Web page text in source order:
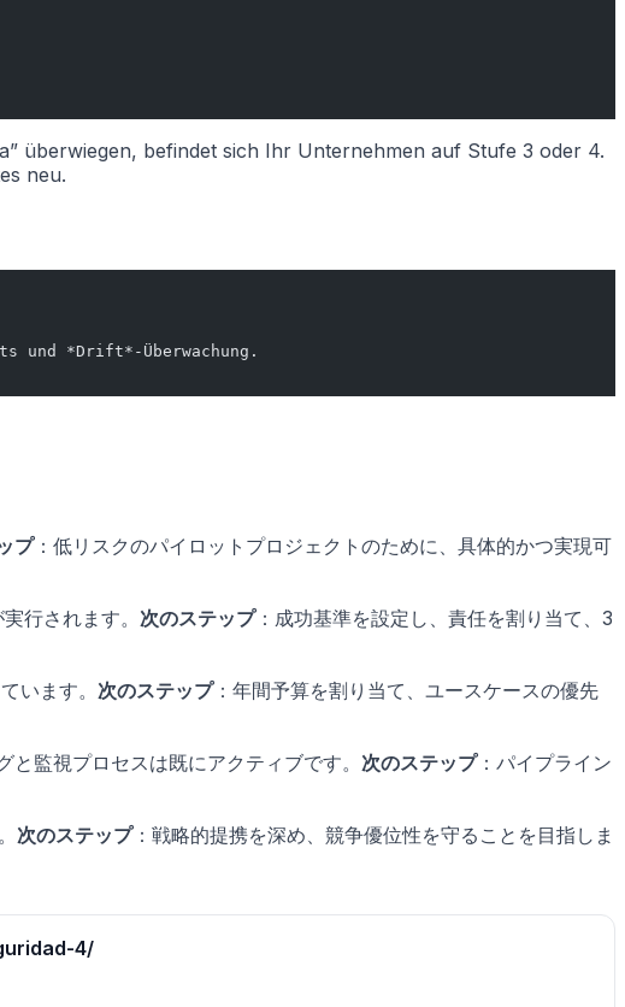
überwiegen, befindet sich Ihr Unternehmen auf Stufe 3 oder 4.
neu.
und *Drift*-Überwachung.
プ：低リスクのパイロットプロジェクトのために、具体的かつ実現可
行されます。 次のステップ：成功基準を設定し、責任を割り当て、3
います。 次のステップ：年間予算を割り当て、ユースケースの優先
監視プロセスは既にアクティブです。 次のステップ：パイプライン
次のステップ：戦略的提携を深め、競争優位性を守ることを目指しま
4/